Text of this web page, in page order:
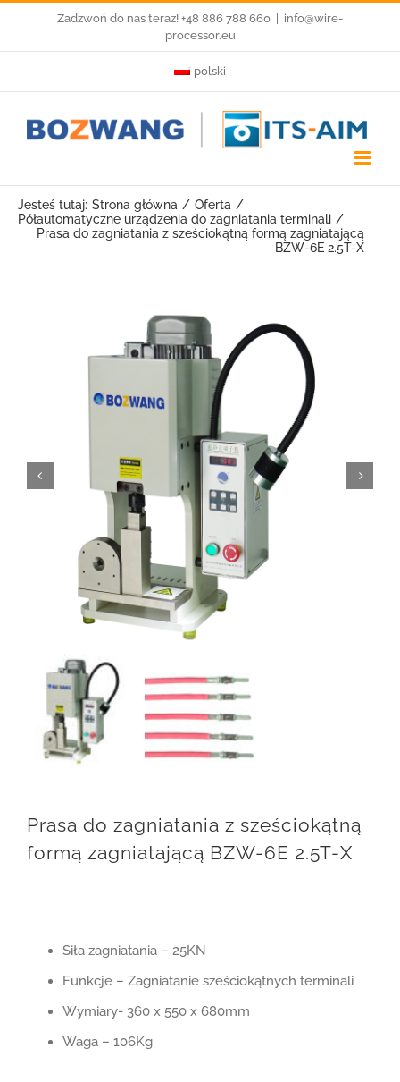
Zadzwoń do nas teraz! +48 886 788 660
info@wire-
processor.eu
polski
Jesteś tutaj: Strona główna
Oferta
Półautomatyczne urządzenia do zagniatania terminali
Prasa do zagniatania z sześciokątną formą zagniatającą
BZW-6E 2.5T-X
Prasa do zagniatania z sześciokątną
formą zagniatającą BZW-6E 2.5T-X
Siła zagniatania – 25KN
Funkcje – Zagniatanie sześciokątnych terminali
Wymiary- 360 x 550 x 680mm
Waga – 106Kg